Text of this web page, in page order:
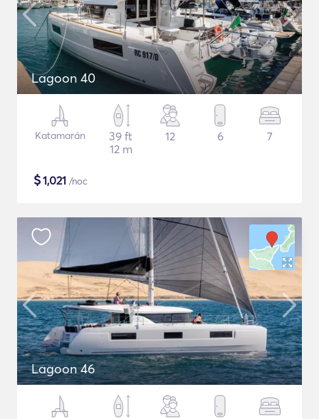
Lagoon 40
Katamarán
39 ft
12 m
12 6 7
$1,021 /noc
Lagoon 46